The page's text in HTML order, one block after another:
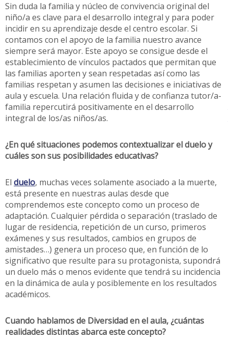
Sin duda la familia y núcleo de convivencia original del
niño/a es clave para el desarrollo integral y para poder
incidir en su aprendizaje desde el centro escolar. Si
contamos con el apoyo de la familia nuestro avance
siempre será mayor. Este apoyo se consigue desde el
establecimiento de vínculos pactados que permitan que
las familias aporten y sean respetadas así como las
familias respetan y asumen las decisiones e iniciativas de
aula y escuela. Una relación fluida y de confianza tutor/a-
familia repercutirá positivamente en el desarrollo
integral de los/as niños/as.
¿En qué situaciones podemos contextualizar el duelo y
cuáles son sus posibilidades educativas?
El duelo, muchas veces solamente asociado a la muerte,
está presente en nuestras aulas desde que
comprendemos este concepto como un proceso de
adaptación. Cualquier pérdida o separación (traslado de
lugar de residencia, repetición de un curso, primeros
exámenes y sus resultados, cambios en grupos de
amistades…) genera un proceso que, en función de lo
significativo que resulte para su protagonista, supondrá
un duelo más o menos evidente que tendrá su incidencia
en la dinámica de aula y posiblemente en los resultados
académicos.
Cuando hablamos de Diversidad en el aula, ¿cuántas
realidades distintas abarca este concepto?